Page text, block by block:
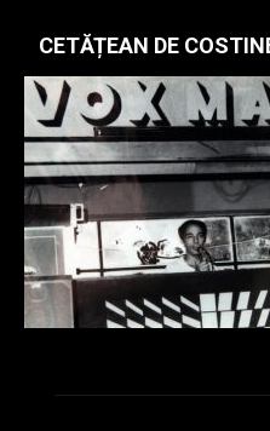
CETĂȚEAN DE